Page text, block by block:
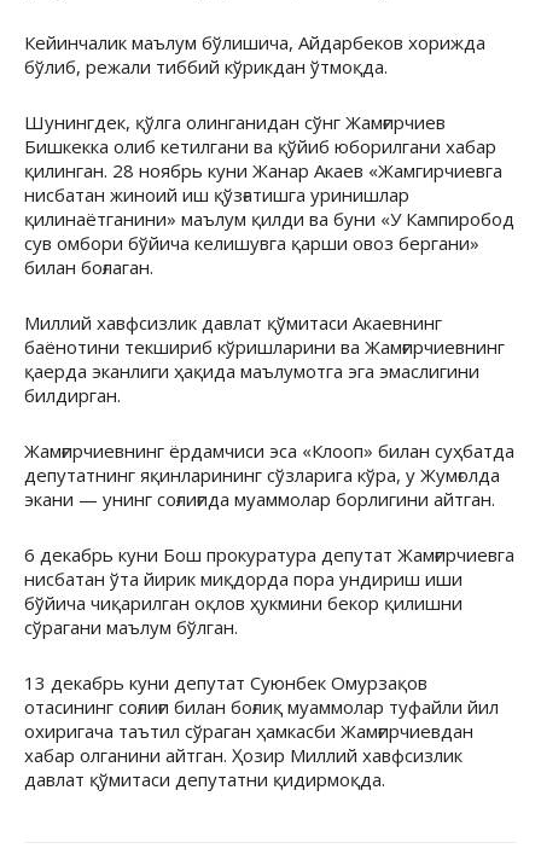
Кейинчалик маълум бўлишича, Айдарбеков хорижда
бўлиб, режали тиббий кўрикдан ўтмоқда.
Шунингдек, қўлга олинганидан сўнг Жамғирчиев
Бишкекка олиб кетилгани ва қўйиб юборилгани хабар
қилинган. 28 ноябрь куни Жанар Акаев «Жамгирчиевга
нисбатан жиноий иш қўзғатишга уринишлар
қилинаётганини» маълум қилди ва буни «У Кампиробод
сув омбори бўйича келишувга қарши овоз бергани»
билан боғлаган.
Миллий хавфсизлик давлат қўмитаси Акаевнинг
баёнотини текшириб кўришларини ва Жамғирчиевнинг
қаерда эканлиги ҳақида маълумотга эга эмаслигини
билдирган.
Жамғирчиевнинг ёрдамчиси эса «Клооп» билан суҳбатда
депутатнинг яқинларининг сўзларига кўра, у Жумғолда
экани — унинг соғлиғида муаммолар борлигини айтган.
6 декабрь куни Бош прокуратура депутат Жамғирчиевга
нисбатан ўта йирик миқдорда пора ундириш иши
бўйича чиқарилган оқлов ҳукмини бекор қилишни
сўрагани маълум бўлган.
13 декабрь куни депутат Суюнбек Омурзақов
отасининг соғлиғи билан боғлиқ муаммолар туфайли йил
охиригача таътил сўраган ҳамкасби Жамғирчиевдан
хабар олганини айтган. Ҳозир Миллий хавфсизлик
давлат қўмитаси депутатни қидирмоқда.